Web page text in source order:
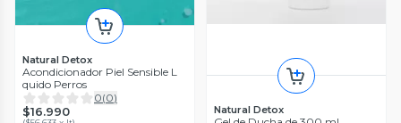
Natural Detox
Acondicionador Piel Sensible L
quido Perros
0(0)
$16.990 Natural Detox